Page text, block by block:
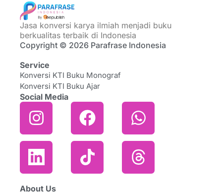
Jasa konversi karya ilmiah menjadi buku
berkualitas terbaik di Indonesia
Copyright © 2026 Parafrase Indonesia
Service
Konversi KTI Buku Monograf
Konversi KTI Buku Ajar
Social Media
About Us